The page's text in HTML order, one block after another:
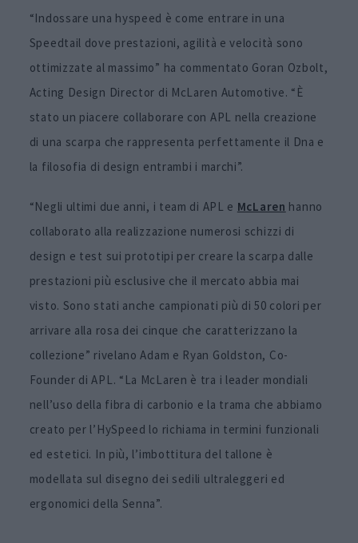
“Indossare una hyspeed è come entrare in una
Speedtail dove prestazioni, agilità e velocità sono
ottimizzate al massimo” ha commentato Goran Ozbolt,
Acting Design Director di McLaren Automotive. “È
stato un piacere collaborare con APL nella creazione
di una scarpa che rappresenta perfettamente il Dna e
la filosofia di design entrambi i marchi”.
“Negli ultimi due anni, i team di APL e McLaren hanno
collaborato alla realizzazione numerosi schizzi di
design e test sui prototipi per creare la scarpa dalle
prestazioni più esclusive che il mercato abbia mai
visto. Sono stati anche campionati più di 50 colori per
arrivare alla rosa dei cinque che caratterizzano la
collezione” rivelano Adam e Ryan Goldston, Co-
Founder di APL. “La McLaren è tra i leader mondiali
nell’uso della fibra di carbonio e la trama che abbiamo
creato per l’HySpeed lo richiama in termini funzionali
ed estetici. In più, l’imbottitura del tallone è
modellata sul disegno dei sedili ultraleggeri ed
ergonomici della Senna”.